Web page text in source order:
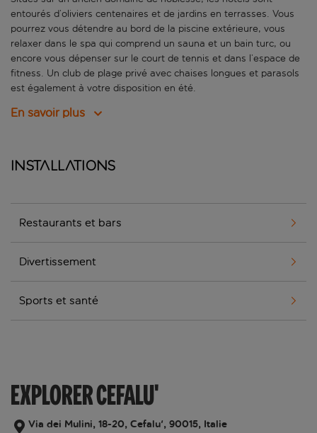
entourés d’oliviers centenaires et de jardins en terrasses. Vous
pourrez vous détendre au bord de la piscine extérieure, vous
relaxer dans le spa qui comprend un sauna et un bain turc, ou
encore vous dépenser sur le court de tennis et dans l’espace de
fitness. Un club de plage privé avec chaises longues et parasols
est également à votre disposition en été.
En savoir plus
Installations
Restaurants et bars
Divertissement
Sports et santé
EXPLORER CEFALU'
Via dei Mulini, 18-20, Cefalu', 90015, Italie